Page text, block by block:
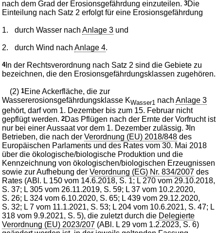
nach dem Grad der Erosionsgefährdung einzuteilen.3Die
Einteilung nach Satz 2 erfolgt für eine Erosionsgefährdung
1. durch Wasser nachAnlage 3 und
2. durch Wind nachAnlage 4.
4In der Rechtsverordnung nach Satz 2 sind die Gebiete zu
bezeichnen, die den Erosionsgefährdungsklassen zugehören.
(2)1Eine Ackerfläche, die zur
Wassererosionsgefährdungsklasse KWasser1 nachAnlage 3
gehört, darf vom 1. Dezember bis zum 15. Februar nicht
gepflügt werden.2Das Pflügen nach der Ernte der Vorfrucht ist
nur bei einer Aussaat vor dem 1. Dezember zulässig.3 In
Betrieben, die nach derVerordnung (EU) 2018/848 des
Europäischen Parlaments und des Rates vom 30. Mai 2018
über die ökologische/biologische Produktion und die
Kennzeichnung von ökologischen/biologischen Erzeugnissen
sowie zur Aufhebung derVerordnung (EG) Nr. 834/2007 des
Rates (ABl. L 150 vom 14.6.2018, S. 1; L 270 vom 29.10.2018,
S. 37; L 305 vom 26.11.2019, S. 59; L 37 vom 10.2.2020,
S. 26; L 324 vom 6.10.2020, S. 65; L 439 vom 29.12.2020,
S. 32; L 7 vom 11.1.2021, S. 53; L 204 vom 10.6.2021, S. 47; L
318 vom 9.9.2021, S. 5), die zuletzt durch die Delegierte
Verordnung (EU) 2023/207 (ABl. L 29 vom 1.2.2023, S. 6)